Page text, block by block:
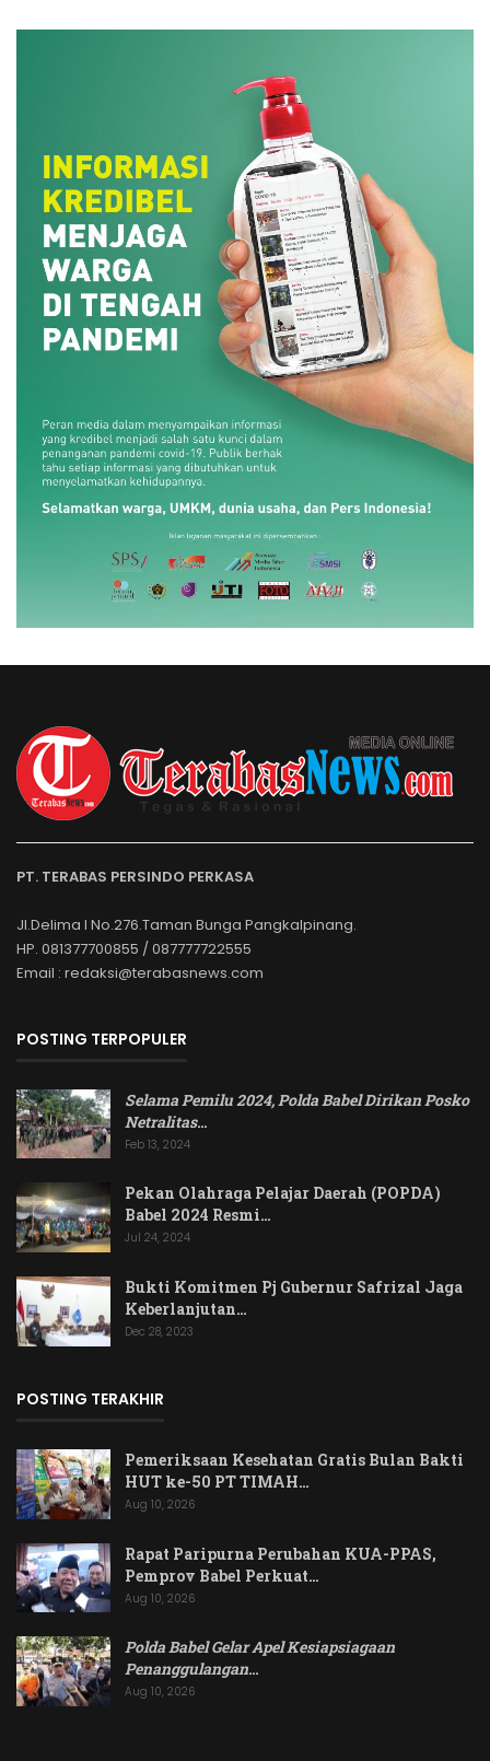
PT. TERABAS PERSINDO PERKASA
Jl.Delima I No.276.Taman Bunga Pangkalpinang.
HP. 081377700855 / 087777722555
Email : redaksi@terabasnews.com
POSTING TERPOPULER
Selama Pemilu 2024, Polda Babel Dirikan Posko
Netralitas…
Feb 13, 2024
Pekan Olahraga Pelajar Daerah (POPDA)
Babel 2024 Resmi…
Jul 24, 2024
Bukti Komitmen Pj Gubernur Safrizal Jaga
Keberlanjutan…
Dec 28, 2023
POSTING TERAKHIR
Pemeriksaan Kesehatan Gratis Bulan Bakti
HUT ke-50 PT TIMAH…
Aug 10, 2026
Rapat Paripurna Perubahan KUA-PPAS,
Pemprov Babel Perkuat…
Aug 10, 2026
Polda Babel Gelar Apel Kesiapsiagaan
Penanggulangan…
Aug 10, 2026